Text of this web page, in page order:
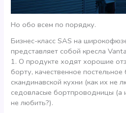
Но обо всем по порядку.
Бизнес-класс SAS на
представляет собой кресла
1. О продукте ходят хорошие
борту, качественное
скандинавской кухни (как их не
седовласые бортпроводницы (а
не любить?).